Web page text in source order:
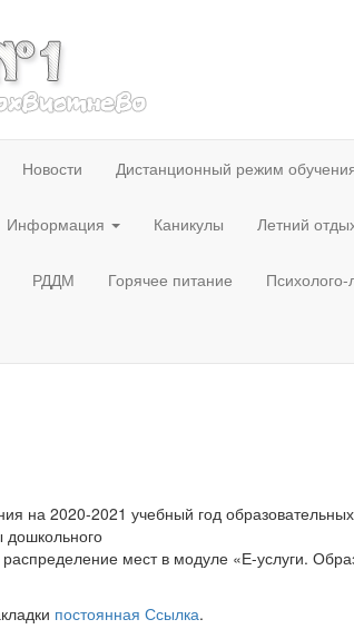
Новости Дистанционный режим
Информация Каникулы Летний
РДДМ Горячее питание
на 2020-2021 учебный год
дошкольного
мест в модуле «Е-услуги.
постоянная Ссылка.